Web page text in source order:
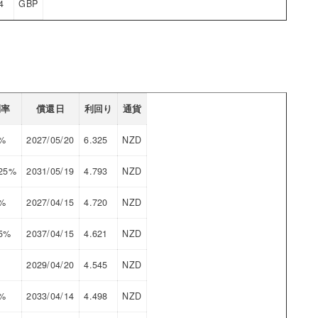
GBP
償還日 利回り 通貨
2027/05/20 6.325 NZD
2031/05/19 4.793 NZD
2027/04/15 4.720 NZD
2037/04/15 4.621 NZD
2029/04/20 4.545 NZD
2033/04/14 4.498 NZD